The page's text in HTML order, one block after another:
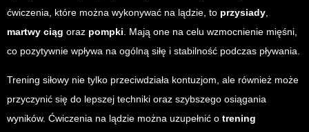
ćwiczenia, które można wykonywać na lądzie, to przysiady,
martwy ciąg oraz pompki. Mają one na celu wzmocnienie mięśni,
co pozytywnie wpływa na ogólną siłę i stabilność podczas pływania.
Trening siłowy nie tylko przeciwdziała kontuzjom, ale również może
przyczynić się do lepszej techniki oraz szybszego osiągania
wyników. Ćwiczenia na lądzie można uzupełnić o trening